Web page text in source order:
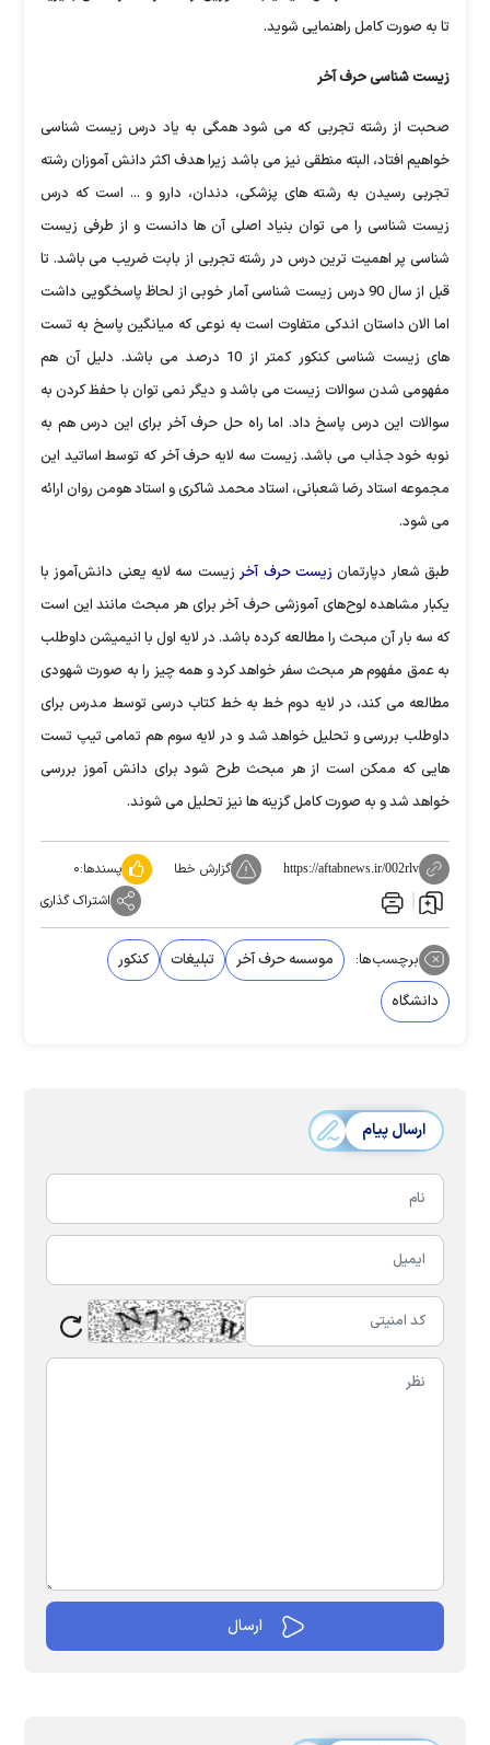
تا به صورت کامل راهنمایی شوید.
زیست شناسی حرف آخر
صحبت از رشته تجربی که می شود همگی به یاد درس زیست شناسی
خواهیم افتاد، البته منطقی نیز می باشد زیرا هدف اکثر دانش آموزان رشته
تجربی رسیدن به رشته های پزشکی، دندان، دارو و ... است که درس
زیست شناسی را می توان بنیاد اصلی آن ها دانست و از طرفی زیست
شناسی پر اهمیت ترین درس در رشته تجربی از بابت ضریب می باشد. تا
قبل از سال 90 درس زیست شناسی آمار خوبی از لحاظ پاسخگویی داشت
اما الان داستان اندکی متفاوت است به نوعی که میانگین پاسخ به تست
های زیست شناسی کنکور کمتر از 10 درصد می باشد. دلیل آن هم
مفهومی شدن سوالات زیست می باشد و دیگر نمی توان با حفظ کردن به
سوالات این درس پاسخ داد. اما راه حل حرف آخر برای این درس هم به
نوبه خود جذاب می باشد. زیست سه لایه حرف آخر که توسط اساتید این
مجموعه استاد رضا شعبانی، استاد محمد شاکری و استاد هومن روان ارائه
می شود.
طبق شعار دپارتمان زیست حرف آخر زیست سه لایه یعنی دانش‌آموز با
یکبار مشاهده لوح‌های آموزشی حرف آخر برای هر مبحث مانند این است
که سه بار آن مبحث را مطالعه کرده باشد. در لایه اول با انیمیشن داوطلب
به عمق مفهوم هر مبحث سفر خواهد کرد و همه چیز را به صورت شهودی
مطالعه می کند، در لایه دوم خط به خط کتاب درسی توسط مدرس برای
داوطلب بررسی و تحلیل خواهد شد و در لایه سوم هم تمامی تیپ تست
هایی که ممکن است از هر مبحث طرح شود برای دانش آموز بررسی
خواهد شد و به صورت کامل گزینه ها نیز تحلیل می شوند.
https://aftabnews.ir/002rlv گزارش خطا پسندها:۰
اشتراک گذاری
برچسب‌ها: موسسه حرف آخر تبلیغات
کنکور
دانشگاه
ارسال پیام